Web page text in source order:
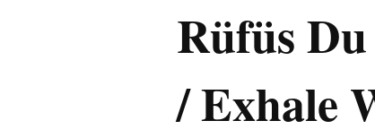
Rüfüs
/ Exhale